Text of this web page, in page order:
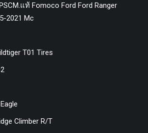
แท้ Fomoco Ford Ford Ranger
2021 Mc
T01 Tires
Climber R/T